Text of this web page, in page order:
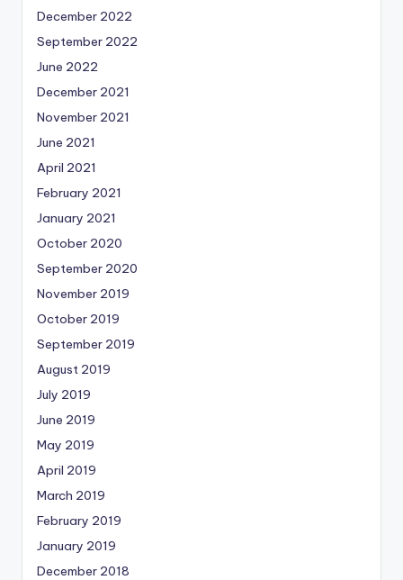
December 2022
September 2022
June 2022
December 2021
November 2021
June 2021
April 2021
February 2021
January 2021
October 2020
September 2020
November 2019
October 2019
September 2019
August 2019
July 2019
June 2019
May 2019
April 2019
March 2019
February 2019
January 2019
December 2018